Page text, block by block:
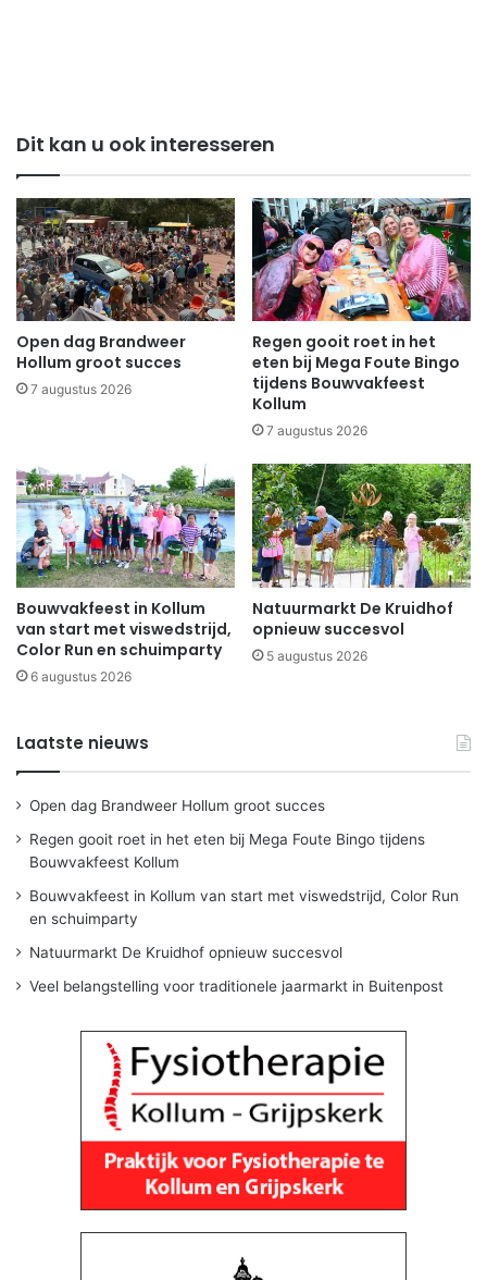
Dit kan u ook interesseren
Open dag Brandweer
Hollum groot succes
7 augustus 2026
Regen gooit roet in het
eten bij Mega Foute Bingo
tijdens Bouwvakfeest
Kollum
7 augustus 2026
Bouwvakfeest in Kollum
van start met viswedstrijd,
Color Run en schuimparty
6 augustus 2026
Natuurmarkt De Kruidhof
opnieuw succesvol
5 augustus 2026
Laatste nieuws
Open dag Brandweer Hollum groot succes
Regen gooit roet in het eten bij Mega Foute Bingo tijdens
Bouwvakfeest Kollum
Bouwvakfeest in Kollum van start met viswedstrijd, Color Run
en schuimparty
Natuurmarkt De Kruidhof opnieuw succesvol
Veel belangstelling voor traditionele jaarmarkt in Buitenpost